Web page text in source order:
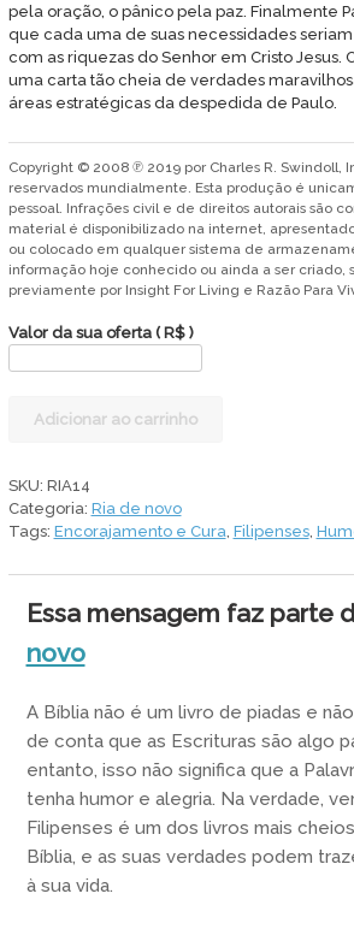
pela oração, o pânico pela paz. Finalmente
que cada uma de suas necessidades
com as riquezas do Senhor em Cristo Jesus.
uma carta tão cheia de verdades
áreas estratégicas da despedida de Paulo.
Copyright © 2008 ℗ 2019 por Charles R. Swindoll,
reservados mundialmente. Esta produção é
pessoal. Infrações civil e de direitos autorais são
material é disponibilizado na internet,
ou colocado em qualquer sistema de
informação hoje conhecido ou ainda a ser criado,
previamente por Insight For Living e Razão Para
Valor da sua oferta ( R$ )
despedida
graça
Adicionar ao carrinho
SKU: RIA14
Categoria: Ria de novo
Tags: Encorajamento e Cura Filipenses,
Essa mensagem faz parte
novo
A Bíblia não é um livro de piadas e
de conta que as Escrituras são algo
entanto, isso não significa que a
tenha humor e alegria. Na verdade,
Filipenses é um dos livros mais
Bíblia, e as suas verdades podem
à sua vida.